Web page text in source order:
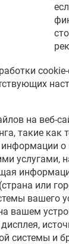
на веб-
такие как
информации о
услугами,
или
вашего
вашем
системы и